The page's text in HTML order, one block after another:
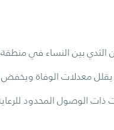
بين النساء في منطقة
معدلات الوفاة ويخفض
الوصول المحدود